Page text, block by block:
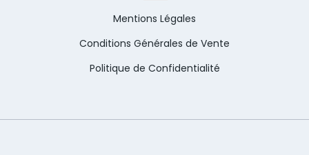
Mentions Légales
Conditions Générales de Vente
Politique de Confidentialité